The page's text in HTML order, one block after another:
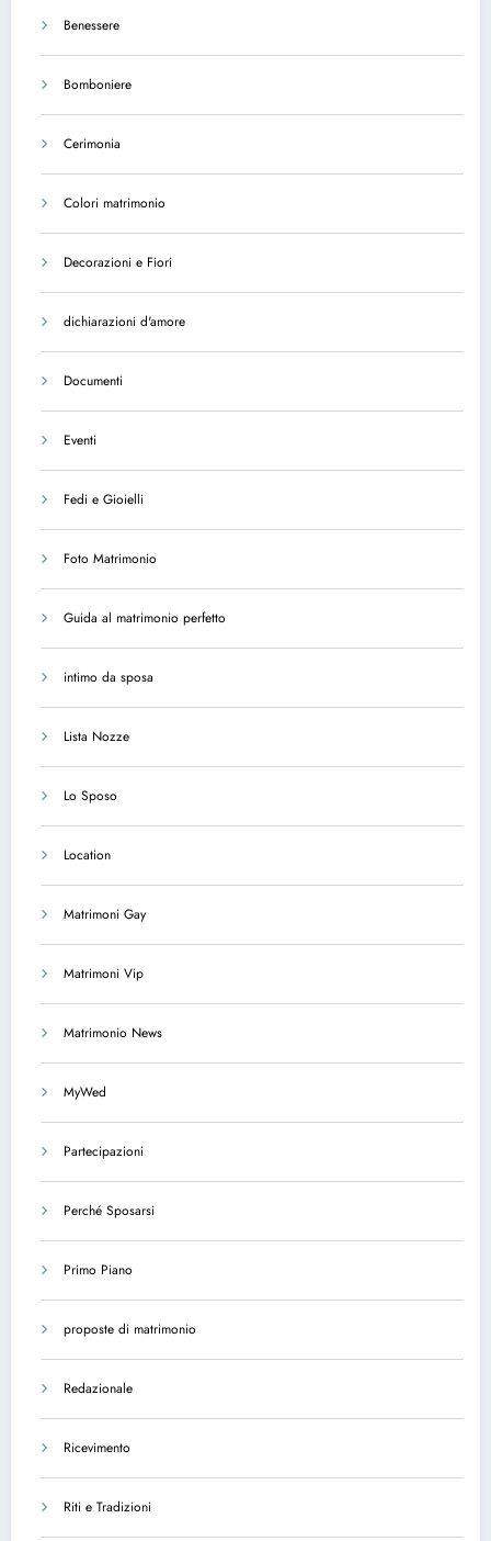
Benessere
Bomboniere
Cerimonia
Colori matrimonio
Decorazioni e Fiori
dichiarazioni d'amore
Documenti
Eventi
Fedi e Gioielli
Foto Matrimonio
Guida al matrimonio perfetto
intimo da sposa
Lista Nozze
Lo Sposo
Location
Matrimoni Gay
Matrimoni Vip
Matrimonio News
MyWed
Partecipazioni
Perché Sposarsi
Primo Piano
proposte di matrimonio
Redazionale
Ricevimento
Riti e Tradizioni